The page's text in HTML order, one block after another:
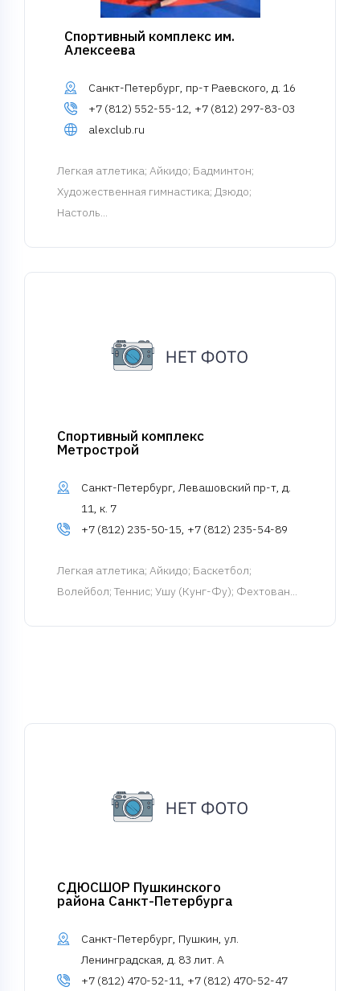
Спортивный комплекс им.
Алексеева
Санкт-Петербург, пр-т Раевского, д. 16
+7 (812) 552-55-12, +7 (812) 297-83-03
alexclub.ru
Легкая атлетика; Айкидо; Бадминтон;
Художественная гимнастика; Дзюдо;
Настоль...
Спортивный комплекс
Метрострой
Санкт-Петербург, Левашовский пр-т, д.
11, к. 7
+7 (812) 235-50-15, +7 (812) 235-54-89
Легкая атлетика; Айкидо; Баскетбол;
Волейбол; Теннис; Ушу (Кунг-Фу); Фехтован...
СДЮСШОР Пушкинского
района Санкт-Петербурга
Санкт-Петербург, Пушкин, ул.
Ленинградская, д. 83 лит. А
+7 (812) 470-52-11, +7 (812) 470-52-47